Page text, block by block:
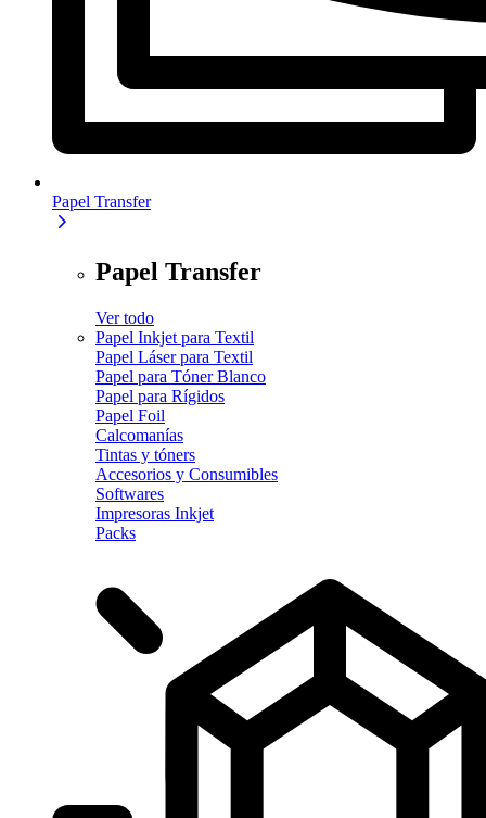
Papel Transfer
Papel Transfer
Ver todo
Papel Inkjet para Textil
Papel Láser para Textil
Papel para Tóner Blanco
Papel para Rígidos
Papel Foil
Calcomanías
Tintas y tóners
Accesorios y Consumibles
Softwares
Impresoras Inkjet
Packs